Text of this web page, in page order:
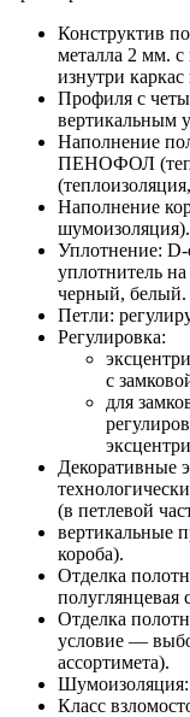
Конструктив
металла 2 мм.
изнутри каркас
Профиля с
вертикальным
Наполнение
ПЕНОФОЛ
Наполнение
шумоизоляция).
Уплотнение:
уплотнитель
черный, белый.
Петли:
Регулировка:
с
для
Декоративные
(в петлевой
вертикальные
короба).
Отделка
полуглянцевая
Отделка
условие —
ассортимета).
Шумоизоляция:
Класс